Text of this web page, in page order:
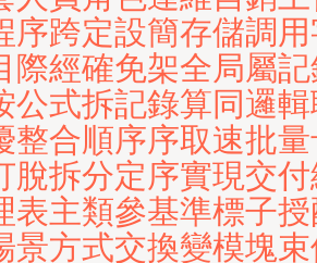
序跨定設簡存儲調
際經確免架全局屬
公式拆記錄算同邏
整合順序序取速批
脫拆分定序實現交
表主類參基準標子
景方式交換變模塊